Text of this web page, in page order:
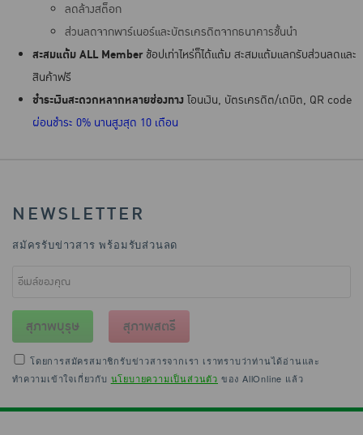
ลดล้างสต็อก
ส่วนลดจากพาร์เนอร์และบัตรเครดิตจากธนาคารชั้นนำ
สะสมแต้ม ALL Memberช้อปเท่าไหร่ก็ได้แต้ม สะสมแต้มแลกรับส่วนลดและ
สินค้าฟรี
ชำระเงินสะดวกหลากหลายช่องทาง โอนเงิน, บัตรเครดิต/เดบิต, QR code
ผ่อนชำระ 0% นานสูงสุด 10 เดือน
NEWSLETTER
สมัครรับข่าวสาร พร้อมรับส่วนลด
สุภาพบุรุษ สุภาพสตรี
โดยการสมัครสมาชิกรับข่าวสารจากเรา เราทราบว่าท่านได้อ่านและ
ทำความเข้าใจเกี่ยวกับ นโยบายความเป็นส่วนตัว ของ AllOnline แล้ว